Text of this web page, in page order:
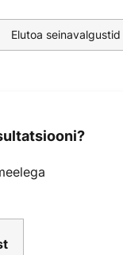
Elutoa seinavalgustid